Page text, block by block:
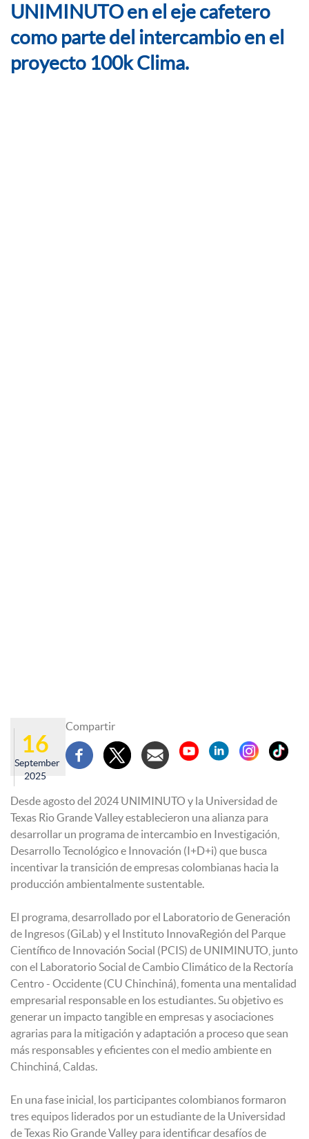
UNIMINUTO en el eje cafetero
como parte del intercambio en el
proyecto 100k Clima.
16
September
2025
Compartir
Desde agosto del 2024 UNIMINUTO y la Universidad de
Texas Rio Grande Valley establecieron una alianza para
desarrollar un programa de intercambio en Investigación,
Desarrollo Tecnológico e Innovación (I+D+i) que busca
incentivar la transición de empresas colombianas hacia la
producción ambientalmente sustentable.
El programa, desarrollado por el Laboratorio de Generación
de Ingresos (GiLab) y el Instituto InnovaRegión del Parque
Científico de Innovación Social (PCIS) de UNIMINUTO, junto
con el Laboratorio Social de Cambio Climático de la Rectoría
Centro - Occidente (CU Chinchiná), fomenta una mentalidad
empresarial responsable en los estudiantes. Su objetivo es
generar un impacto tangible en empresas y asociaciones
agrarias para la mitigación y adaptación a proceso que sean
más responsables y eficientes con el medio ambiente en
Chinchiná, Caldas.
En una fase inicial, los participantes colombianos formaron
tres equipos liderados por un estudiante de la Universidad
de Texas Rio Grande Valley para identificar desafíos de